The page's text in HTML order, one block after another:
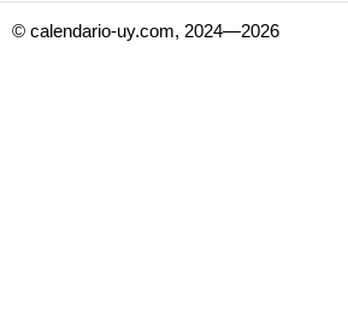
© calendario-uy.com, 2024—2026